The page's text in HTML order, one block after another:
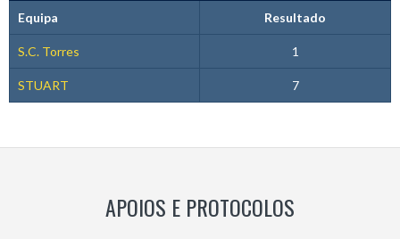
Equipa Resultado
S.C. Torres 1
STUART 7
APOIOS E PROTOCOLOS